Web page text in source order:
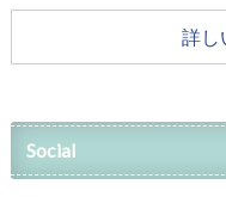
詳し
Social